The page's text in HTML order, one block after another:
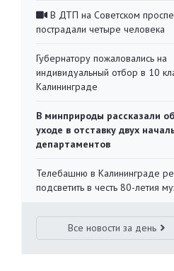
В ДТП на Советском
пострадали четыре человека
Губернатору пожаловались на
индивидуальный отбор в 10
Калининграде
В минприроды рассказали об
уходе в отставку двух
департаментов
Телебашню в Калининграде
подсветить в честь 80-летия
Все новости за день